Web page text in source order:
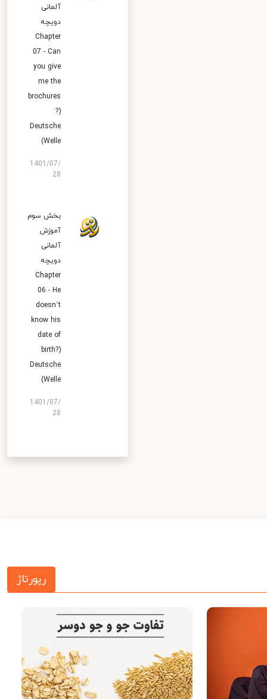
آلمانی
دویچه
Chapter
07 - Can
you give
me the
brochures
Deutsche
Welle)
1401/07/
28
بخش سوم
آموزش
آلمانی
دویچه
Chapter
06 - He
doesn’t
know his
date of
birth?)
Deutsche
Welle)
1401/07/
28
رپورتاژ